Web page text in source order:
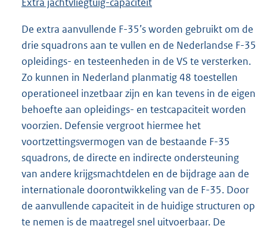
De extra aanvullende F-35’s worden gebruikt om de
drie squadrons aan te vullen en de Nederlandse F-35
opleidings- en testeenheden in de VS te versterken.
Zo kunnen in Nederland planmatig 48 toestellen
operationeel inzetbaar zijn en kan tevens in de eigen
behoefte aan opleidings- en testcapaciteit worden
voorzien. Defensie vergroot hiermee het
voortzettingsvermogen van de bestaande F-35
squadrons, de directe en indirecte ondersteuning
van andere krijgsmachtdelen en de bijdrage aan de
internationale doorontwikkeling van de F-35. Door
de aanvullende capaciteit in de huidige structuren op
te nemen is de maatregel snel uitvoerbaar. De